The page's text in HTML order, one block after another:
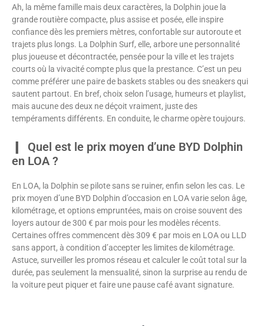
Ah, la même famille mais deux caractères, la Dolphin joue la
grande routière compacte, plus assise et posée, elle inspire
confiance dès les premiers mètres, confortable sur autoroute et
trajets plus longs. La Dolphin Surf, elle, arbore une personnalité
plus joueuse et décontractée, pensée pour la ville et les trajets
courts où la vivacité compte plus que la prestance. C’est un peu
comme préférer une paire de baskets stables ou des sneakers qui
sautent partout. En bref, choix selon l’usage, humeurs et playlist,
mais aucune des deux ne déçoit vraiment, juste des
tempéraments différents. En conduite, le charme opère toujours.
Quel est le prix moyen d’une BYD Dolphin
en LOA ?
En LOA, la Dolphin se pilote sans se ruiner, enfin selon les cas. Le
prix moyen d’une BYD Dolphin d’occasion en LOA varie selon âge,
kilométrage, et options empruntées, mais on croise souvent des
loyers autour de 300 € par mois pour les modèles récents.
Certaines offres commencent dès 309 € par mois en LOA ou LLD
sans apport, à condition d’accepter les limites de kilométrage.
Astuce, surveiller les promos réseau et calculer le coût total sur la
durée, pas seulement la mensualité, sinon la surprise au rendu de
la voiture peut piquer et faire une pause café avant signature.